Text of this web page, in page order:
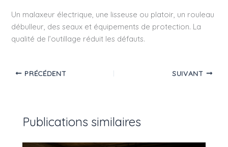
Un malaxeur électrique, une lisseuse ou platoir, un rouleau
débulleur, des seaux et équipements de protection. La
qualité de l’outillage réduit les défauts.
PRÉCÉDENT SUIVANT
Publications similaires